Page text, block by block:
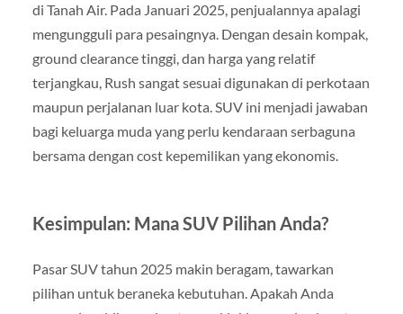
di Tanah Air. Pada Januari 2025, penjualannya apalagi
mengungguli para pesaingnya. Dengan desain kompak,
ground clearance tinggi, dan harga yang relatif
terjangkau, Rush sangat sesuai digunakan di perkotaan
maupun perjalanan luar kota. SUV ini menjadi jawaban
bagi keluarga muda yang perlu kendaraan serbaguna
bersama dengan cost kepemilikan yang ekonomis.
Kesimpulan: Mana SUV Pilihan Anda?
Pasar SUV tahun 2025 makin beragam, tawarkan
pilihan untuk beraneka kebutuhan. Apakah Anda